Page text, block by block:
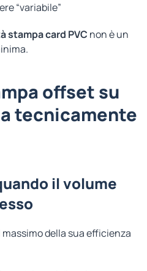
“variabile”
stampa card PVC non è un
offset su
tecnicamente
il volume
della sua efficienza